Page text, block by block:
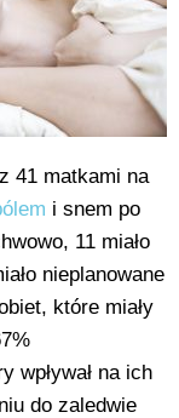
41 matkami na
i snem po
11 miało
nieplanowane
które miały
wpływał na ich
do zaledwie